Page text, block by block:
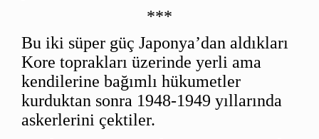
***
Bu iki süper güç Japonya’dan aldıkları
Kore toprakları üzerinde yerli ama
kendilerine bağımlı hükumetler
kurduktan sonra 1948-1949 yıllarında
askerlerini çektiler.